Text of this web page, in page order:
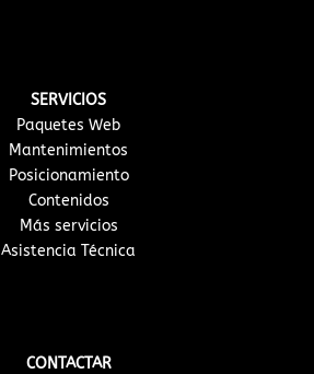
SERVICIOS
Paquetes Web
Mantenimientos
Posicionamiento
Contenidos
Más servicios
Asistencia Técnica
CONTACTAR